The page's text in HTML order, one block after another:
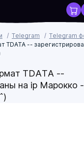
Telegram
Telegram
TDATA --
TDATA --
на ip Марокко